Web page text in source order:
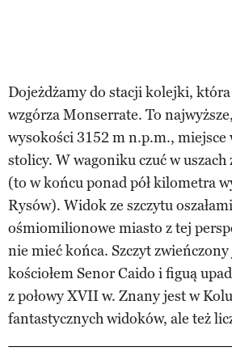
Dojeżdżamy do stacji kolejki,
wzgórza Monserrate. To
wysokości 3152 m n.p.m.,
stolicy. W wagoniku czuć w
(to w końcu ponad pół kilometra
Rysów). Widok ze szczytu
ośmiomilionowe miasto z tej
nie mieć końca. Szczyt zwieńczony
kościołem Senor Caido i figuą
z połowy XVII w. Znany jest w
fantastycznych widoków, ale też